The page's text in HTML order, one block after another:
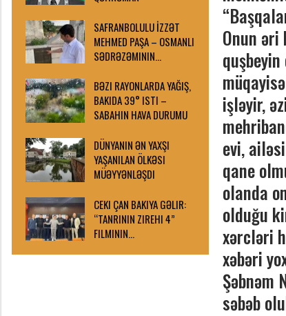
Onun əri
işləyir,
evi,
qane
olanda
olduğu
xərcləri
xəbəri
Şəbnəm
səbəb
SAFRANBOLULU İZZƏT
MEHMED PAŞA – OSMANLI
SƏDRƏZƏMININ…
BƏZI RAYONLARDA YAĞIŞ,
BAKIDA 39° ISTI –
SABAHIN HAVA DURUMU
DÜNYANIN ƏN YAXŞI
YAŞANILAN ÖLKƏSI
MÜƏYYƏNLƏŞDI
CEKI ÇAN BAKIYA GƏLIR:
“TANRININ ZIREHI 4”
FILMININ…